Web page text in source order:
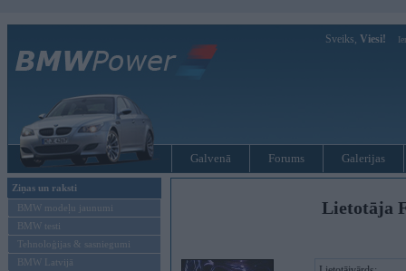
Sveiks, Viesi!
Galvenā Forums Galerijas
Ziņas un raksti
BMW modeļu jaunumi
BMW testi
Tehnoloģijas & sasniegumi
BMW Latvijā
Lietotāja